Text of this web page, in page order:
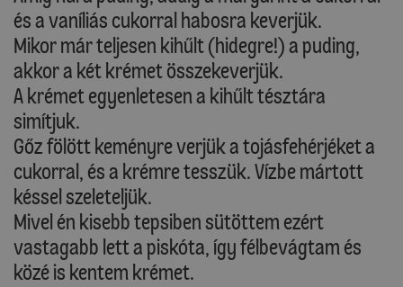
és a vaníliás cukorral habosra keverjük.
Mikor már teljesen kihűlt (hidegre!) a puding,
akkor a két krémet összekeverjük.
A krémet egyenletesen a kihűlt tésztára
simítjuk.
Gőz fölött keményre verjük a tojásfehérjéket a
cukorral, és a krémre tesszük. Vízbe mártott
késsel szeleteljük.
Mivel én kisebb tepsiben sütöttem ezért
vastagabb lett a piskóta, így félbevágtam és
közé is kentem krémet.